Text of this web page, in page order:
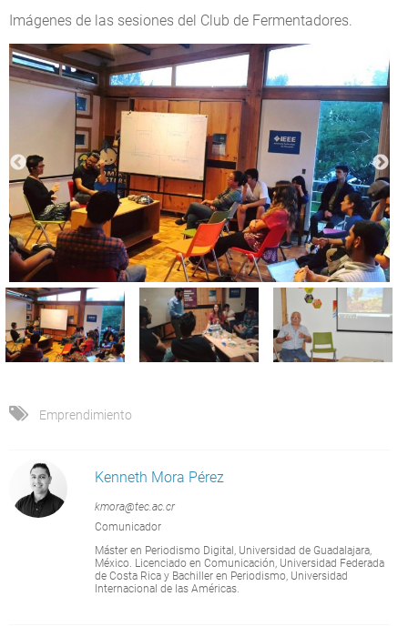
Imágenes de las sesiones del Club de Fermentadores.
Emprendimiento
Kenneth Mora Pérez
kmora@tec.ac.cr
Comunicador
Máster en Periodismo Digital, Universidad de Guadalajara,
México. Licenciado en Comunicación, Universidad Federada
de Costa Rica y Bachiller en Periodismo, Universidad
Internacional de las Américas.